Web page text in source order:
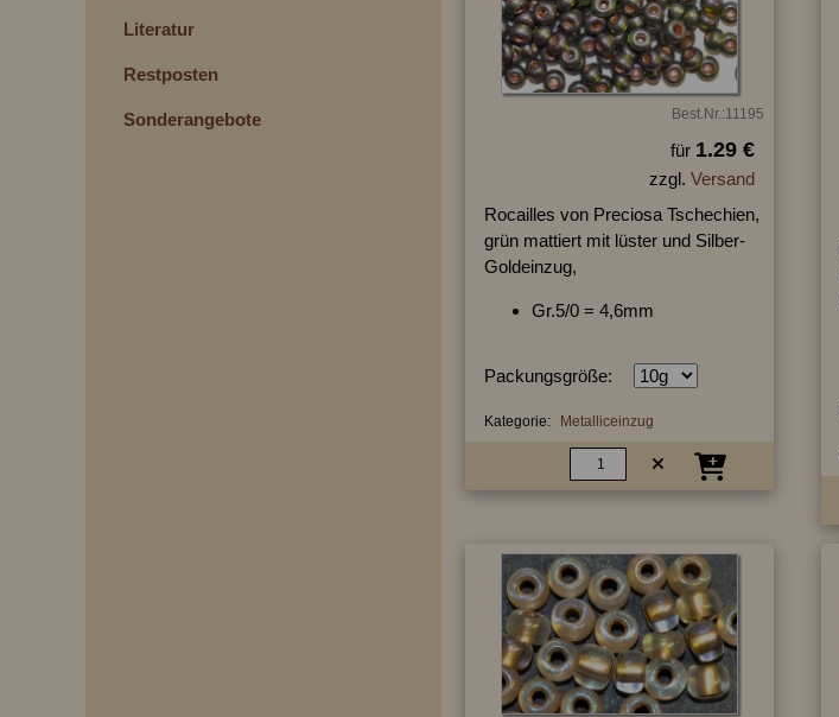
Literatur
Restposten
Sonderangebote Best.Nr.:11195
für 1.29 €
zzgl. Versand
Rocailles von Preciosa Tschechien,
grün mattiert mit lüster und Silber-
Goldeinzug,
Gr.5/0 = 4,6mm
Packungsgröße:
Kategorie: Metalliceinzug